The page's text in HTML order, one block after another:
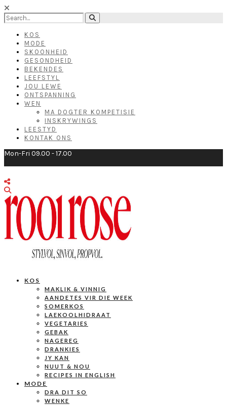
KOS
MODE
SKOONHEID
GESONDHEID
BEKENDES
LEEFSTYL
JOU LEWE
ONTSPANNING
WEN
MA DOGTER KOMPETISIE
INSKRYWINGS
LEESTYD
KONTAK ONS
Mon-Fri 09.00 - 17.00
KOS
MAKLIK & VINNIG
AANDETES VIR DIE WEEK
SOMERKOS
LAEKOOLHIDRAAT
VEGETARIES
GEBAK
NAGEREG
DRANKIES
JY KAN
NUUT & NOU
RECIPES IN ENGLISH
MODE
DRA DIT SO
WENKE